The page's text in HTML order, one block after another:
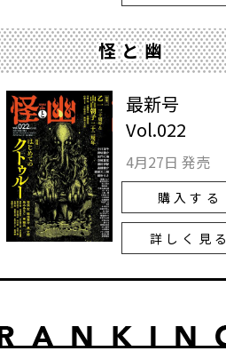
怪と幽
最新号
Vol.022
4月27日 発売
購入する
詳しく見る